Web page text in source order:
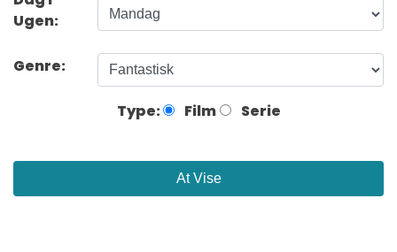
Ugen:
Genre:
Type: Film Serie
At Vise